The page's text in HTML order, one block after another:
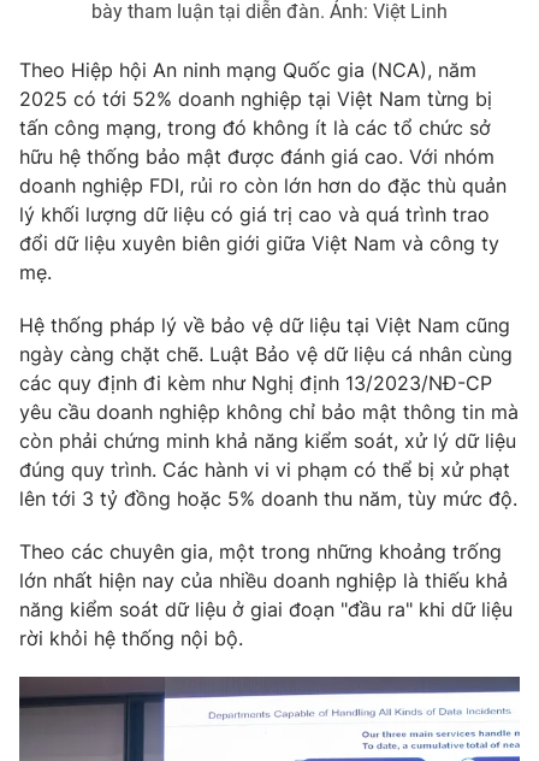
® Cấm sao chép dưới mọi hình thức nếu không có sự chấp
thuận bằng văn bản. Ghi rõ nguồn VTV.vn khi phát hành lại
thông tin từ website này.
bày tham luận tại diễn đàn. Ảnh: Việt Linh
Theo Hiệp hội An ninh mạng Quốc gia (NCA), năm
2025 có tới 52% doanh nghiệp tại Việt Nam từng bị
tấn công mạng, trong đó không ít là các tổ chức sở
hữu hệ thống bảo mật được đánh giá cao. Với nhóm
doanh nghiệp FDI, rủi ro còn lớn hơn do đặc thù quản
lý khối lượng dữ liệu có giá trị cao và quá trình trao
đổi dữ liệu xuyên biên giới giữa Việt Nam và công ty
mẹ.
Hệ thống pháp lý về bảo vệ dữ liệu tại Việt Nam cũng
ngày càng chặt chẽ. Luật Bảo vệ dữ liệu cá nhân cùng
các quy định đi kèm như Nghị định 13/2023/NĐ-CP
yêu cầu doanh nghiệp không chỉ bảo mật thông tin mà
còn phải chứng minh khả năng kiểm soát, xử lý dữ liệu
đúng quy trình. Các hành vi vi phạm có thể bị xử phạt
lên tới 3 tỷ đồng hoặc 5% doanh thu năm, tùy mức độ.
Theo các chuyên gia, một trong những khoảng trống
lớn nhất hiện nay của nhiều doanh nghiệp là thiếu khả
năng kiểm soát dữ liệu ở giai đoạn "đầu ra" khi dữ liệu
rời khỏi hệ thống nội bộ.